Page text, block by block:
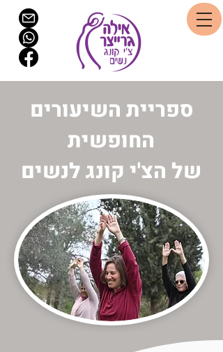
ספריית השיעורים
החופשית
של הצ'י קונג לנשים